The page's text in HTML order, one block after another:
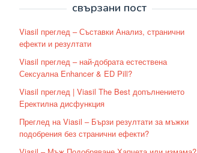
свързани пост
Viasil преглед – Съставки Анализ, странични
ефекти и резултати
Viasil преглед – най-добрата естествена
Сексуална Enhancer & ED Pill?
Viasil преглед | Viasil The Best допълнението
Еректилна дисфункция
Преглед на Viasil – Бързи резултати за мъжки
подобрения без странични ефекти?